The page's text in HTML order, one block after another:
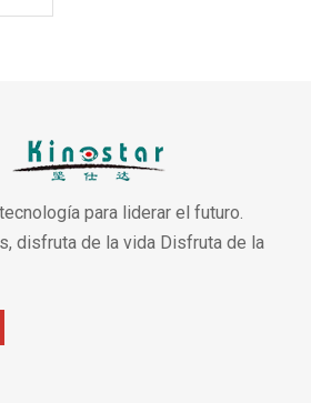
para liderar el futuro.
disfruta de la vida Disfruta de la